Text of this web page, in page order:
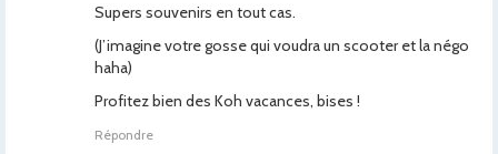
Supers souvenirs en tout cas.
(J’imagine votre gosse qui voudra un scooter et la négo
haha)
Profitez bien des Koh vacances, bises !
Répondre